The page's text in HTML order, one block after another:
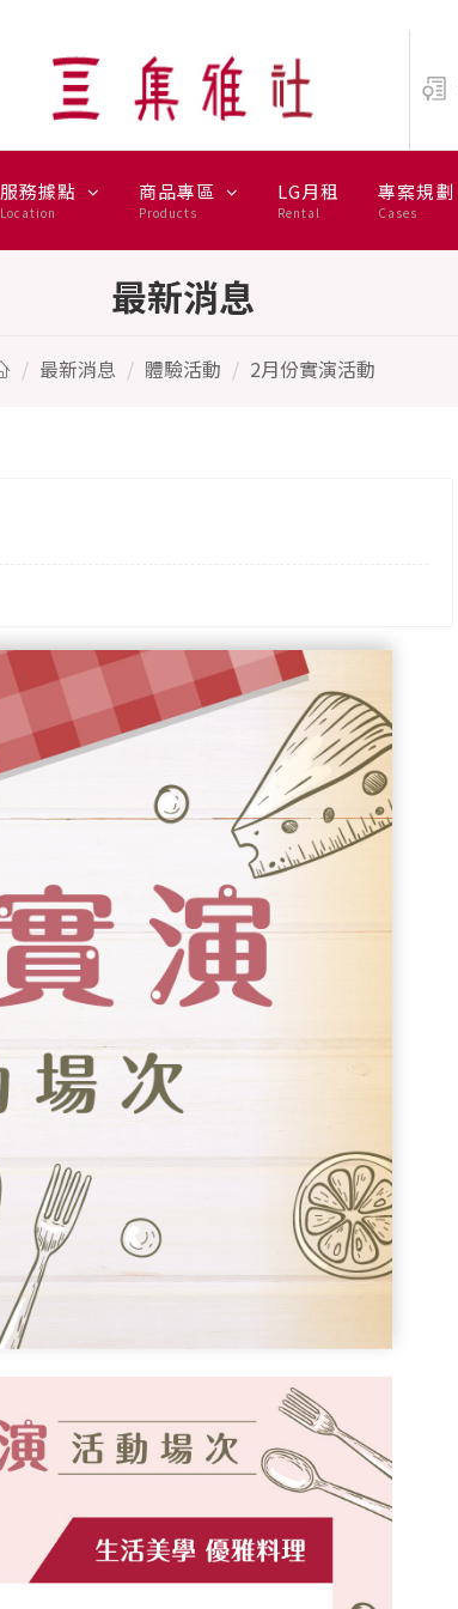
服務據點
Location
商品專區
Products
LG月租
Rental
專案規劃
Cases
最新消息
最新消息 體驗活動 2月份實演活動